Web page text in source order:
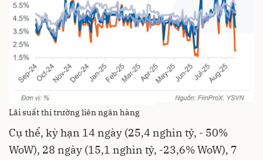
Lãi suất thị trường liên ngân hàng
Cụ thể, kỳ hạn 14 ngày (25,4 nghìn tỷ, - 50%
WoW), 28 ngày (15,1 nghìn tỷ, -23,6% WoW), 7